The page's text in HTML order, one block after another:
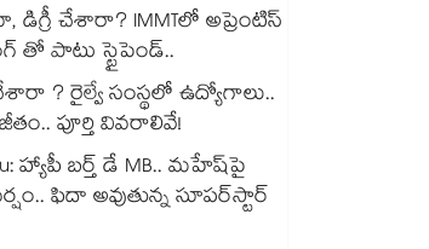
డిగ్రీ చేశారా? IMMTలో అప్రెంటిస్
తో పాటు స్టైపెండ్..
? రైల్వే సంస్థలో ఉద్యోగాలు..
పూర్తి వివరాలివే!
హ్యాపీ బర్త్ డే MB.. మహేష్‌పై
ఫిదా అవుతున్న సూపర్‌స్టార్